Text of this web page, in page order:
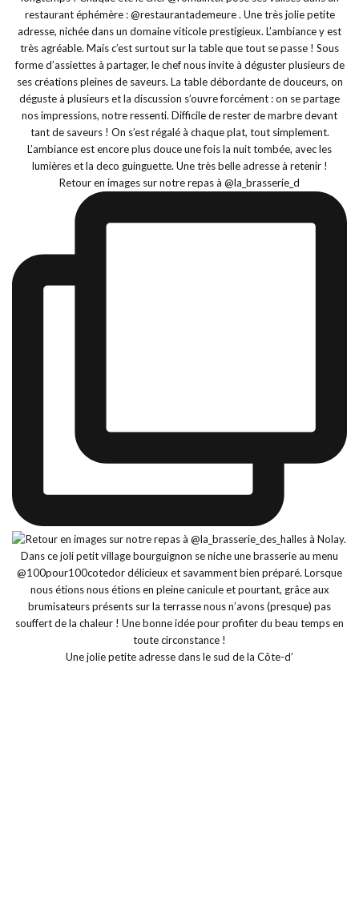
Retour en images sur notre repas à @la_brasserie_d
Une jolie petite adresse dans le sud de la Côte-d’